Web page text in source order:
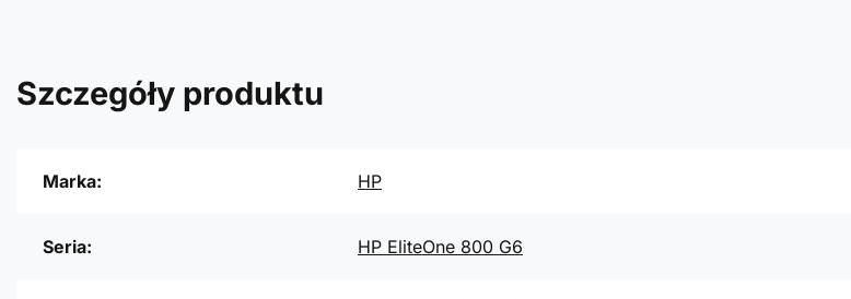
Szczegóły produktu
Marka: HP
Seria: HP EliteOne 800 G6